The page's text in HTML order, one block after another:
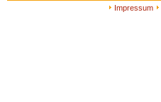
Impressum